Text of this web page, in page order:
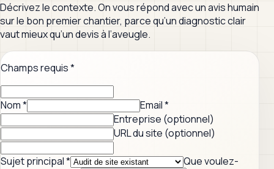
Décrivez le contexte. On vous répond avec un avis humain
sur le bon premier chantier, parce qu’un diagnostic clair
vaut mieux qu’un devis à l’aveugle.
Champs requis*
Nom* Email*
Entreprise (optionnel)
URL du site (optionnel)
Sujet principal* Que voulez-